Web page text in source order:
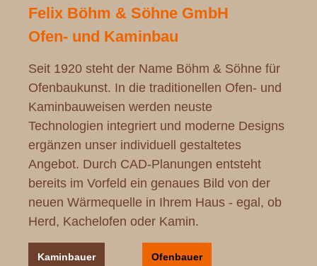
Felix Böhm & Söhne GmbH
Ofen- und Kaminbau
Seit 1920 steht der Name Böhm & Söhne für
Ofenbaukunst. In die traditionellen Ofen- und
Kaminbauweisen werden neuste
Technologien integriert und moderne Designs
ergänzen unser individuell gestaltetes
Angebot. Durch CAD-Planungen entsteht
bereits im Vorfeld ein genaues Bild von der
neuen Wärmequelle in Ihrem Haus - egal, ob
Herd, Kachelofen oder Kamin.
Kaminbauer Ofenbauer